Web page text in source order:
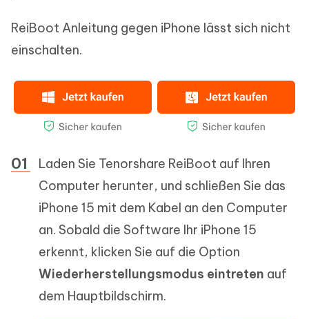
ReiBoot Anleitung gegen iPhone lässt sich nicht
einschalten.
Laden Sie Tenorshare ReiBoot auf Ihren
Computer herunter, und schließen Sie das
iPhone 15 mit dem Kabel an den Computer
an. Sobald die Software Ihr iPhone 15
erkennt, klicken Sie auf die Option
Wiederherstellungsmodus eintreten auf
dem Hauptbildschirm.